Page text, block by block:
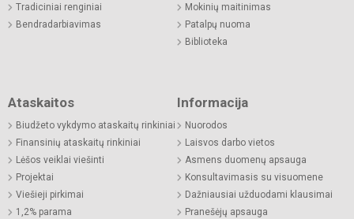
Tradiciniai renginiai
Bendradarbiavimas
Mokinių maitinimas
Patalpų nuoma
Biblioteka
Ataskaitos
Biudžeto vykdymo ataskaitų rinkiniai
Finansinių ataskaitų rinkiniai
Lėšos veiklai viešinti
Projektai
Viešieji pirkimai
1,2% parama
Informacija
Nuorodos
Laisvos darbo vietos
Asmens duomenų apsauga
Konsultavimasis su visuomene
Dažniausiai užduodami klausimai
Pranešėjų apsauga